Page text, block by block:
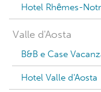
Hotel Rhêmes-
Valle d'Aosta
B&B e Case
Hotel Valle d'Aosta